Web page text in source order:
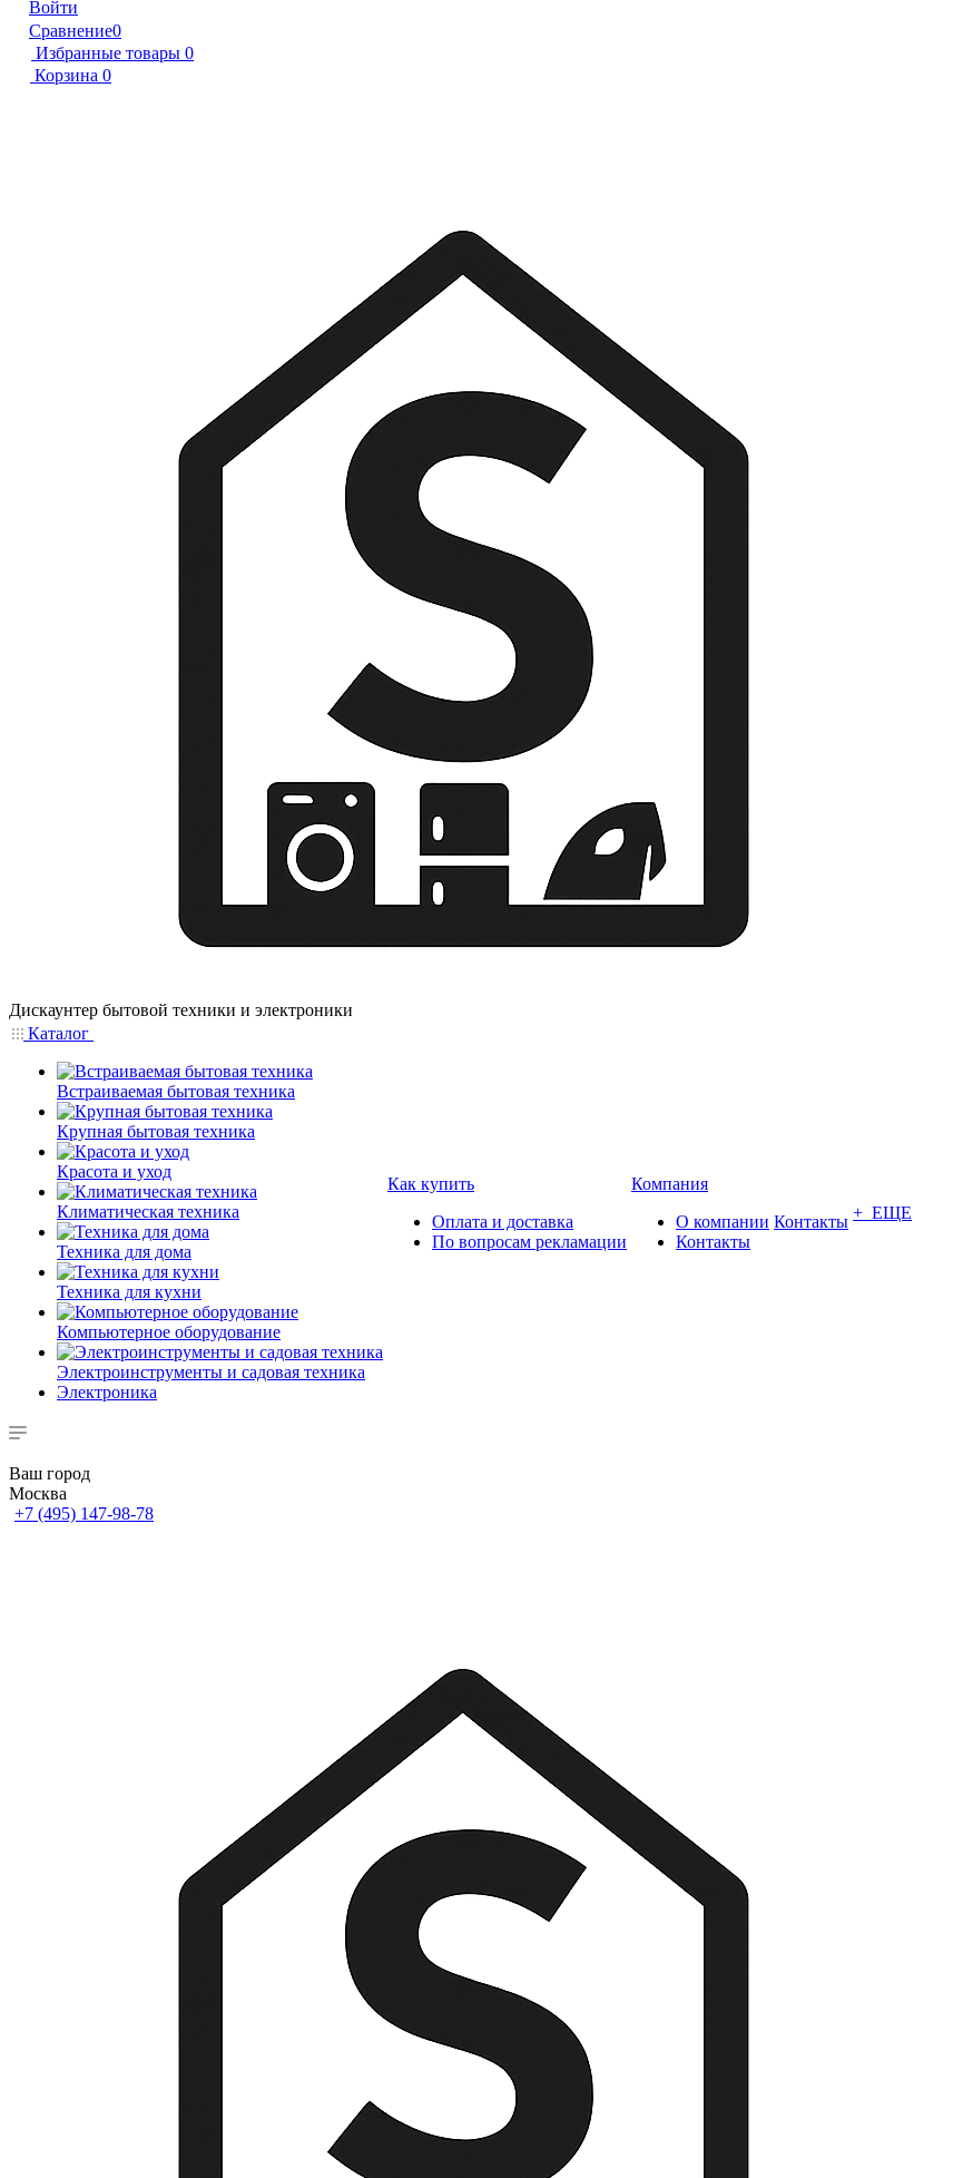
Войти
Сравнение0
Избранные товары 0
Корзина 0
Дискаунтер бытовой техники и электроники
Каталог
Встраиваемая бытовая техника
Крупная бытовая техника
Красота и уход
Климатическая техника
Техника для дома
Техника для кухни
Компьютерное оборудование
Электроинструменты и садовая техника
Электроника
Как купить
Оплата и доставка
По вопросам рекламации
Компания
О компании
Контакты
Контакты + ЕЩЕ
Ваш город
Москва
+7 (495) 147-98-78